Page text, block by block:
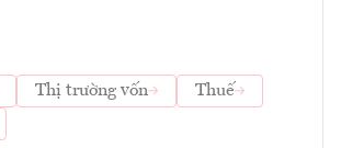
Thị trường vốn
Thuế